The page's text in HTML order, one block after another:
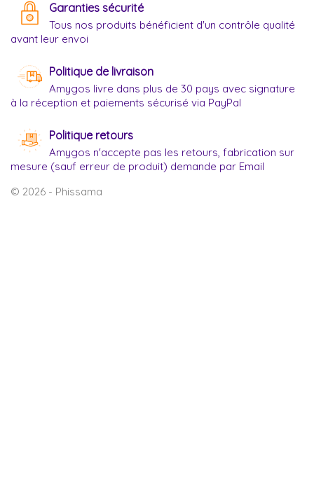
Garanties sécurité
Tous nos produits bénéficient d'un contrôle qualité
avant leur envoi
Politique de livraison
Amygos livre dans plus de 30 pays avec signature
à la réception et paiements sécurisé via PayPal
Politique retours
Amygos n'accepte pas les retours, fabrication sur
mesure (sauf erreur de produit) demande par Email
© 2026 - Phissama